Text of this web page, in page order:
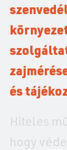
és
Hiteles
hogy